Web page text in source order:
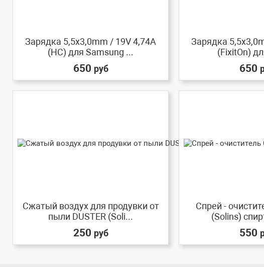
Зарядка 5,5x3,0mm / 19V 4,74A
(HC) для Samsung ...
650 руб
Зарядка
(FixitOn)
650
Сжатый воздух для продувки от
пыли DUSTER (Soli...
250 руб
Спрей -
(Solins)
550